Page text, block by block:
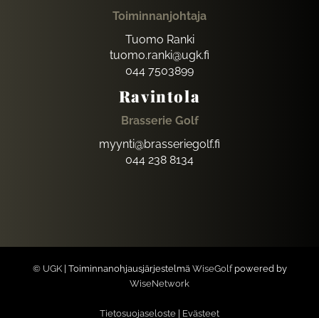
Toiminnanjohtaja
Tuomo Ranki
tuomo.ranki@ugk.fi
044 7503899
Ravintola
Brasserie Golf
myynti@brasseriegolf.fi
044 238 8134
© UGK| Toiminnanohjausjärjestelmä WiseGolfpowered by
WiseNetwork
Tietosuojaseloste Evästeet